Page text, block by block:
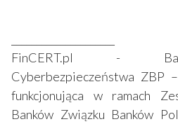
FinCERT.pl -
Cyberbezpieczeństwa ZBP
funkcjonująca w ramach
Banków Związku Banków